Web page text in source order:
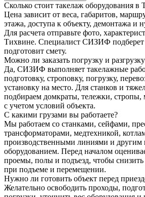
Сколько стоит такелаж оборудования в
Цена зависит от веса, габаритов,
этажа, доступа к объекту, демонтажа и
Для расчета отправьте фото,
Тихвине. Специалист СИЗИФ подберет
подготовит смету.
Можно ли заказать погрузку и
Да, СИЗИФ выполняет такелажные
подготовку, строповку, погрузку,
установку на место. Для станков и
подбираем домкраты, тележки, стропы,
с учетом условий объекта.
С какими грузами вы работаете?
Мы работаем со станками, сейфами,
трансформаторами, медтехникой,
производственными линиями и другим
оборудованием. Перед началом
проемы, полы и подъезд, чтобы
при подъеме и перемещении.
Нужно ли готовить объект перед
Желательно освободить проходы,